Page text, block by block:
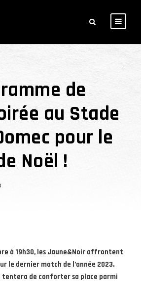
de
au Stade
pour le
Noël !
à 19h30, les Jaune&Noir affrontent
le dernier match de l’année 2023.
tentera de conforter sa place parmi